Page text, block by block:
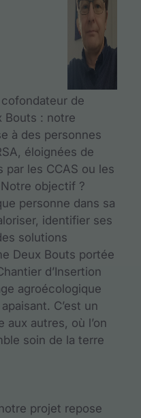
cofondateur de
Bouts : notre
à des personnes
éloignées de
par les CCAS ou les
objectif ?
personne dans sa
identifier ses
solutions
Deux Bouts portée
d’Insertion
agroécologique
C’est un
aux autres, où l’on
soin de la terre
projet repose